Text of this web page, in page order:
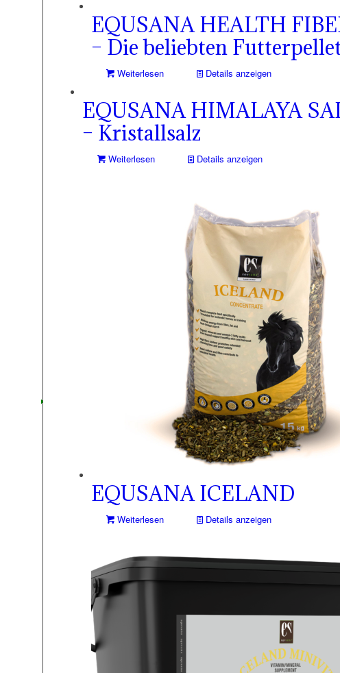
EQUSANA HEALTH
– Die beliebten
Weiterlesen Details anzeigen
EQUSANA HIMALAYA
– Kristallsalz
Weiterlesen Details anzeigen
EQUSANA ICELAND
Weiterlesen Details anzeigen